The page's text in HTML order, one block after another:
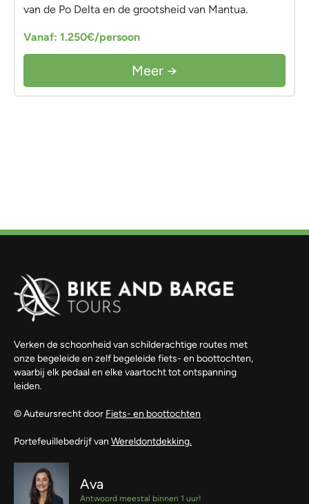
van de Po Delta en de grootsheid van Mantua.
Vanaf: 1.250€/persoon
Meer →
Verken de schoonheid van schilderachtige routes met
onze begeleide en zelf begeleide fiets- en boottochten,
waarbij elk pedaal en elke vaartocht tot ontspanning
leiden.
© Auteursrecht door Fiets- en boottochten
Portefeuillebedrijf van Wereldontdekking.
Ava
Antwoord meestal binnen 1 uur!